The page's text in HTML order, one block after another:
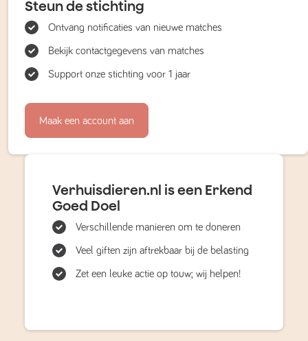
Steun de stichting
Ontvang notificaties van nieuwe matches
Bekijk contactgegevens van matches
Support onze stichting voor 1 jaar
Maak een account aan
Verhuisdieren.nl is een Erkend
Goed Doel
Verschillende manieren om te doneren
Veel giften zijn aftrekbaar bij de belasting
Zet een leuke actie op touw; wij helpen!